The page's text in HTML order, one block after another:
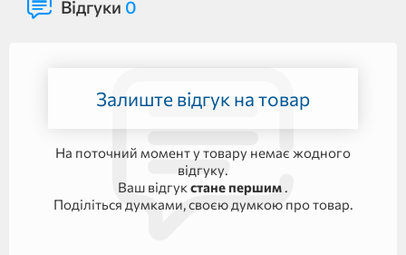
Відгуки 0
Залиште відгук на товар
На поточний момент у товару немає жодного
відгуку.
Ваш відгук стане першим .
Поділіться думками, своєю думкою про товар.